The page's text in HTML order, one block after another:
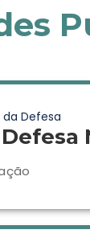
da Defesa